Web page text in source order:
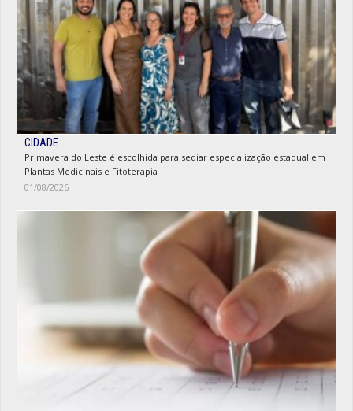
CIDADE
Primavera do Leste é escolhida para sediar especialização estadual em
Plantas Medicinais e Fitoterapia
01/08/2026